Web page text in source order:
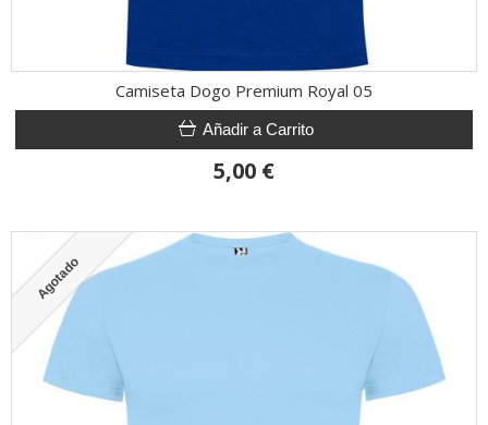
Camiseta Dogo Premium Royal 05
Añadir a Carrito
5,00 €
Agotado